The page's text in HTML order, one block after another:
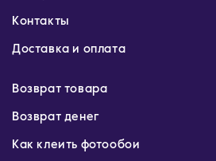
Контакты
Доставка и оплата
Возврат товара
Возврат денег
Как клеить фотообои